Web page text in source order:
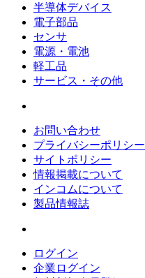
半導体デバイス
電子部品
センサ
電源・電池
軽工品
サービス・その他
お問い合わせ
プライバシーポリシー
サイトポリシー
情報掲載について
インコムについて
製品情報誌
ログイン
企業ログイン